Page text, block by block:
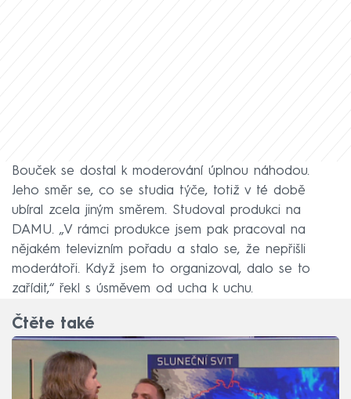
Bouček se dostal k moderování úplnou náhodou.
Jeho směr se, co se studia týče, totiž v té době
ubíral zcela jiným směrem. Studoval produkci na
DAMU. „V rámci produkce jsem pak pracoval na
nějakém televizním pořadu a stalo se, že nepřišli
moderátoři. Když jsem to organizoval, dalo se to
zařídit,“ řekl s úsměvem od ucha k uchu.
Čtěte také